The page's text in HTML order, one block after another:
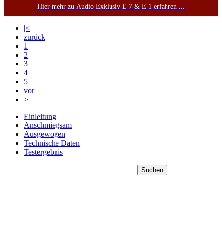
Hier mehr zu Audio Exklusiv E 7 & E 1 erfahren ...
|<
zurück
1
2
3
4
5
vor
>|
Einleitung
Anschmiegsam
Ausgewogen
Technische Daten
Testergebnis